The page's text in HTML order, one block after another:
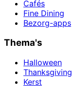
Cafés
Fine Dining
Bezorg-apps
Thema's
Halloween
Thanksgiving
Kerst